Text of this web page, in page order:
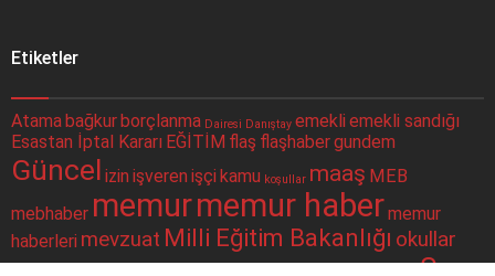
Etiketler
Atamabağkurborçlanma Dairesi Danıştay emekliemekli sandığı
Esastan İptal Kararı EĞİTİM flaş flaşhabergundem
Güncel izin işveren işçi kamu koşullar maaş MEB
mebhaber memurmemur habermemur
haberleri mevzuat Milli Eğitim Bakanlığı okullar
Son